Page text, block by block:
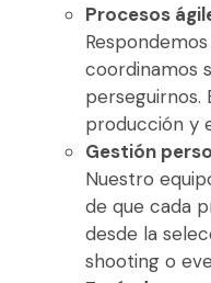
Procesos
coordinamos
perseguirnos.
producción y
Gestión
Nuestro
de que cada
desde la
shooting o